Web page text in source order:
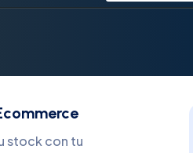
stock con tu